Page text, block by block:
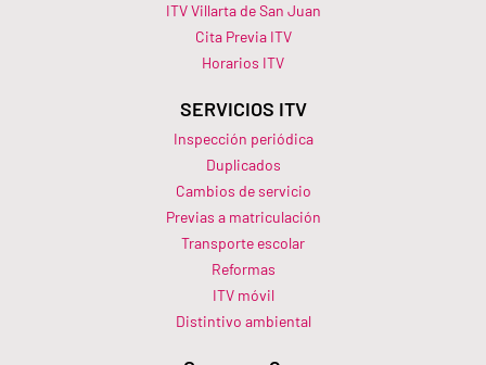
ITV Villarta de San Juan
Cita Previa ITV
Horarios ITV​
SERVICIOS ITV
Inspección periódica
Duplicados
Cambios de servicio
Previas a matriculación
Transporte escolar
Reformas
ITV móvil
Distintivo ambiental